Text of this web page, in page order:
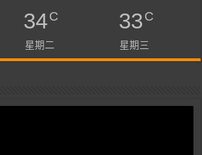
34C
星期二
33C
星期三